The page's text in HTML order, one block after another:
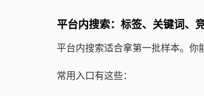
平台内搜索：标签、关键词、
平台内搜索适合拿第一批样本。你
常用入口有这些：